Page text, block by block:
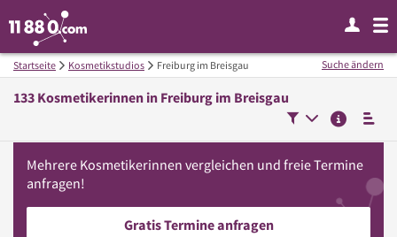
Startseite Kosmetikstudios Freiburg im Breisgau
133 Kosmetikerinnen in Freiburg im Breisgau
Suche ändern
Mehrere Kosmetikerinnen vergleichen und freie Termine
anfragen!
Gratis Termine anfragen